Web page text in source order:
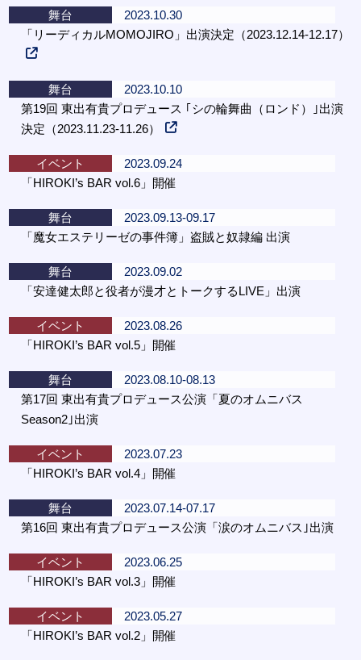
舞台
2023.10.30
「リーディカルMOMOJIRO」出演決定（2023.12.14-12.17）
舞台
2023.10.10
第19回 東出有貴プロデュース ｢シの輪舞曲（ロンド）｣出演
決定（2023.11.23-11.26）
イベント
2023.09.24
「HIROKI’s BAR vol.6」開催
舞台
2023.09.13-09.17
「魔女エステリーゼの事件簿」盗賊と奴隷編 出演
舞台
2023.09.02
「安達健太郎と役者が漫才とトークするLIVE」出演
イベント
2023.08.26
「HIROKI’s BAR vol.5」開催
舞台
2023.08.10-08.13
第17回 東出有貴プロデュース公演「夏のオムニバス
Season2｣出演
イベント
2023.07.23
「HIROKI’s BAR vol.4」開催
舞台
2023.07.14-07.17
第16回 東出有貴プロデュース公演「涙のオムニバス｣出演
イベント
2023.06.25
「HIROKI’s BAR vol.3」開催
イベント
2023.05.27
「HIROKI’s BAR vol.2」開催